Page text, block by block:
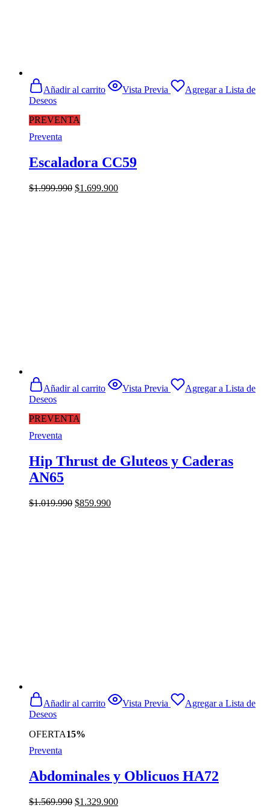
PREVENTA
Añadir al carrito Vista Previa
Agregar a Lista de
Deseos
Preventa
Escaladora CC59
$1.999.990 El
$1.699.900El
PREVENTA
Añadir al carrito Vista Previa
Agregar a Lista de
Deseos
Preventa
Hip Thrust de Gluteos y Caderas
AN65
$1.019.990 El
$859.990El
OFERTA15%
Añadir al carrito Vista Previa
Agregar a Lista de
Deseos
Preventa
Abdominales y Oblicuos HA72
$1.569.990 El
$1.329.900El